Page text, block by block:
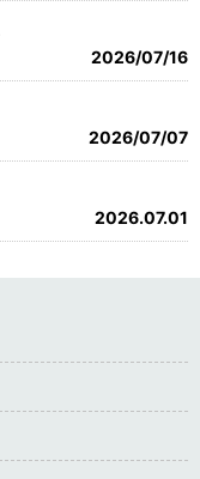
2026/07/16
2026/07/07
2026.07.01